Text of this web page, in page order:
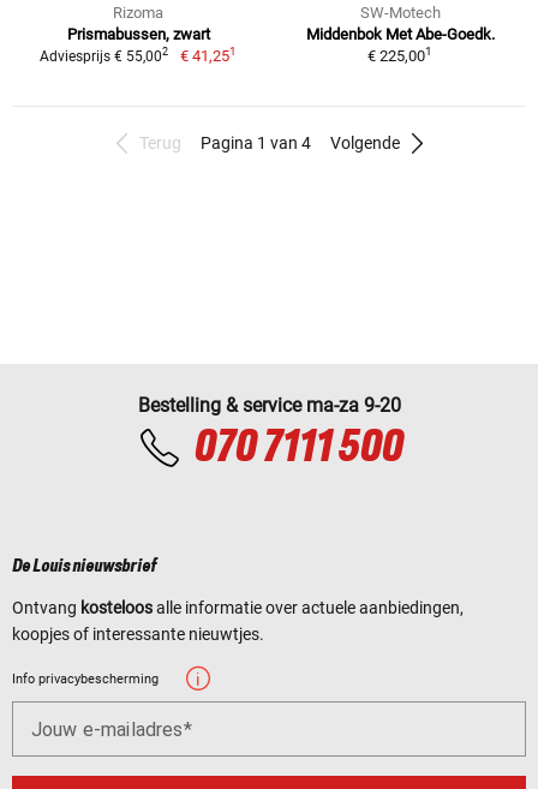
Rizoma
Prismabussen, zwart
Adviesprijs € 55,002 € 41,251
SW-Motech
Middenbok Met Abe-Goedk.
€ 225,001
Terug Pagina 1 van 4 Volgende
Bestelling & service ma-za 9-20
070 7111 500
De Louis nieuwsbrief
Ontvang kosteloosalle informatie over actuele aanbiedingen,
koopjes of interessante nieuwtjes.
Info privacybescherming
Jouw e-mailadres